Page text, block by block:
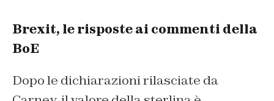
Brexit, le risposte ai commenti della
BoE
Dopo le dichiarazioni rilasciate da